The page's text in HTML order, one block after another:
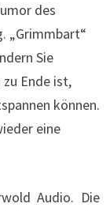
des
„Grimmbart“
Sie
Ende ist,
können.
eine
Audio. Die